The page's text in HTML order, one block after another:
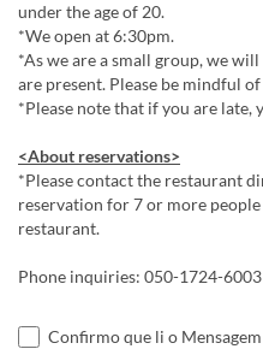
under the age of 20.
*We open at 6:30pm.
*As we are a small group, we
are present. Please be mindful
*Please note that if you are late,
<About reservations>
*Please contact the restaurant
reservation for 7 or more
restaurant.
Phone inquiries: 050-1724-6003
Confirmo que li o